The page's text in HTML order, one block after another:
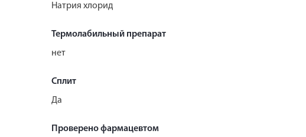
Натрия хлорид
Термолабильный препарат
нет
Сплит
Да
Проверено фармацевтом